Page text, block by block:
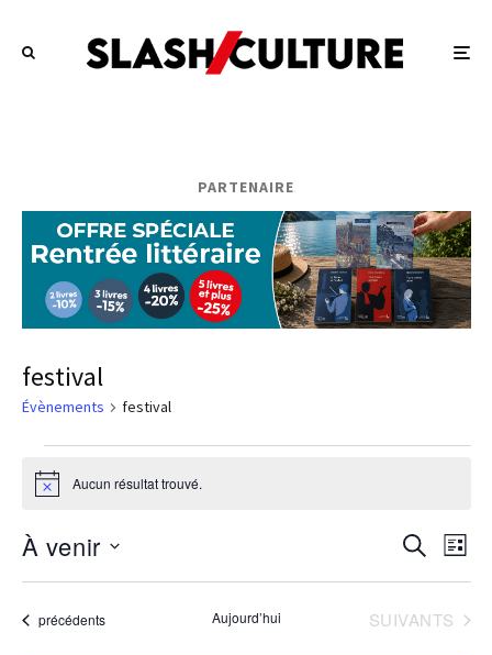
PARTENAIRE
festival
Évènements festival
Notice Aucun résultat trouvé.
et
de
vues
LISTE
À venir
date.Évènements
précédents Aujourd’hui ÉVÈNEMENTS
SUIVANTS